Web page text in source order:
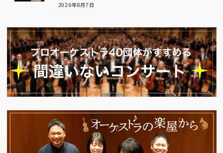
2026年8月7日